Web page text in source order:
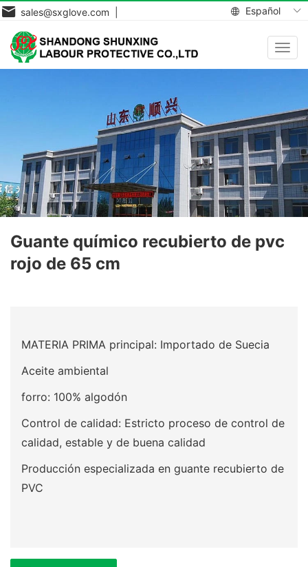
Español
sales@sxglove.com |
Guante químico recubierto de pvc
rojo de 65 cm
MATERIA PRIMA principal: Importado de Suecia
Aceite ambiental
forro: 100% algodón
Control de calidad: Estricto proceso de control de
calidad, estable y de buena calidad
Producción especializada en guante recubierto de
PVC